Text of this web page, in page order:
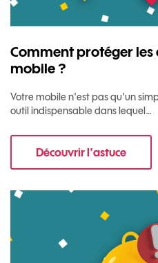
Comment protéger les
mobile ?
Votre mobile n'est pas qu'un
outil indispensable dans lequel…
Découvrir l'astuce
pour